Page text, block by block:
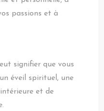
passions et à
signifier que vous
éveil spirituel, une
et de